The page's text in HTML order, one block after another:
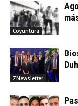
Coyuntura
ZNewsletter